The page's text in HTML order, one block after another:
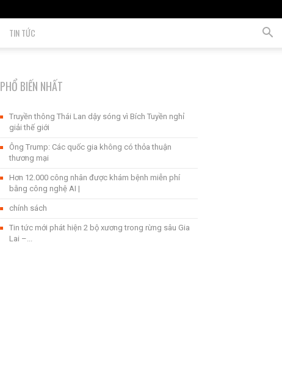
TIN TỨC
PHỔ BIẾN NHẤT
Truyền thông Thái Lan dậy sóng vì Bích Tuyền nghỉ
giải thế giới
Ông Trump: Các quốc gia không có thỏa thuận
thương mại
Hơn 12.000 công nhân được khám bệnh miễn phí
bằng công nghệ AI |
chính sách
Tin tức mới phát hiện 2 bộ xương trong rừng sâu Gia
Lai –...